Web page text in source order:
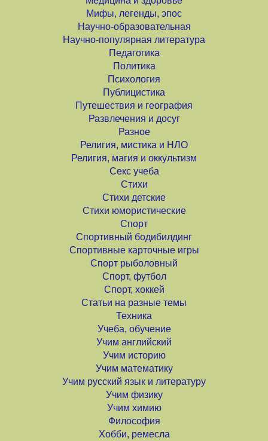
Мифы, легенды, эпос
Научно-образовательная
Научно-популярная литература
Педагогика
Политика
Психология
Публицистика
Путешествия и география
Развлечения и досуг
Разное
Религия, мистика и НЛО
Религия, магия и оккультизм
Секс учеба
Стихи
Стихи детские
Стихи юмористические
Спорт
Спортивный бодибилдинг
Спортивные карточные игры
Спорт рыболовный
Спорт, футбол
Спорт, хоккей
Статьи на разные темы
Техника
Учеба, обучение
Учим английский
Учим историю
Учим математику
Учим русский язык и литературу
Учим физику
Учим химию
Философия
Хобби, ремесла